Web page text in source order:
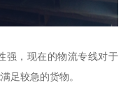
强，现在的物流专线对于
足较急的货物。